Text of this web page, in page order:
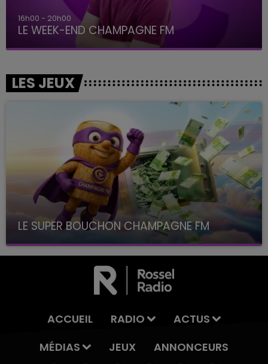
16h00 - 20h00
LE WEEK-END CHAMPAGNE FM
LES JEUX
LE SUPER BOUCHON CHAMPAGNE FM
avec La Famille Champagne FM, à 8H10
ACCUEIL RADIO
ACTUS
MÉDIAS
JEUX ANNONCEURS